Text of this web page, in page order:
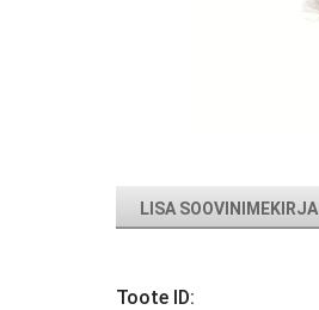
LISA SOOVINIMEKIRJA
Toote ID: